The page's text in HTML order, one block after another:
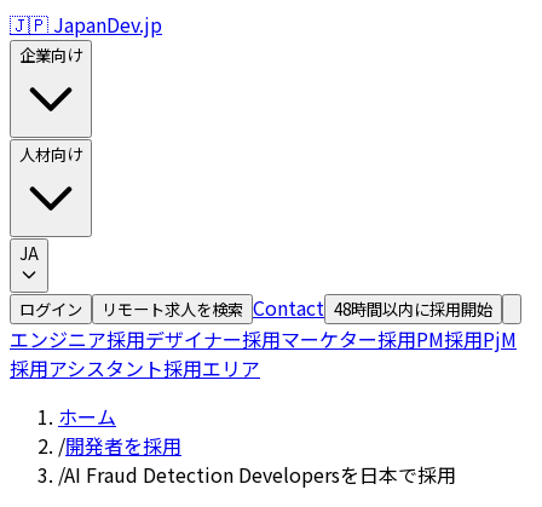
🇯🇵 JapanDev.jp
企業向け
人材向け
JA
ログイン リモート求人を検索 Contact 48時間以内に採用開始
エンジニア採用デザイナー採用マーケター採用PM採用PjM
採用アシスタント採用エリア
ホーム
/開発者を採用
/AI Fraud Detection Developersを日本で採用